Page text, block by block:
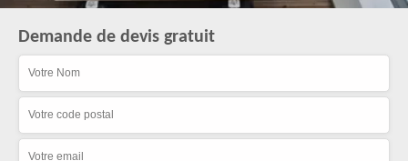
Demande de devis gratuit